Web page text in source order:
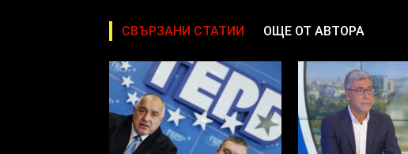
СВЪРЗАНИ СТАТИИ ОЩЕ ОТ АВТОРА